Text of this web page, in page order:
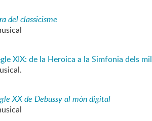
del classicisme
XIX: de la Heroica a la Simfonia dels mil
XX de Debussy al món digital